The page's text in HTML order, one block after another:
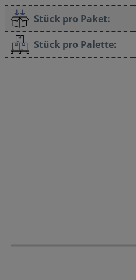
Stück pro Paket:
Stück pro Palette: